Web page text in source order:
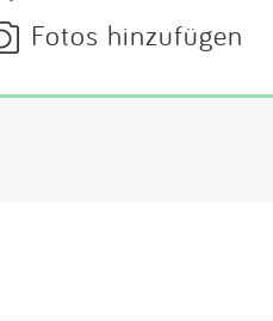
Fotos hinzufügen